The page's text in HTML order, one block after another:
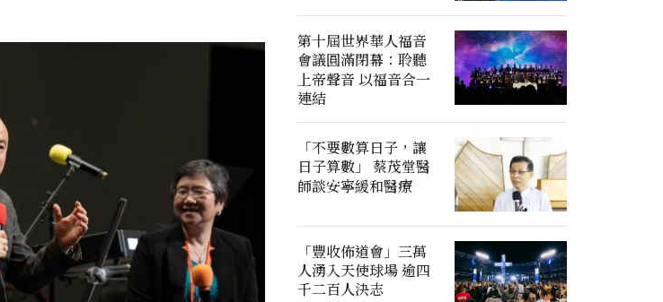
第十屆世界華人福音
會議圓滿閉幕：聆聽
上帝聲音 以福音合一
連結
「不要數算日子，讓
日子算數」 蔡茂堂醫
師談安寧緩和醫療
「豐收佈道會」三萬
人湧入天使球場 逾四
千二百人決志